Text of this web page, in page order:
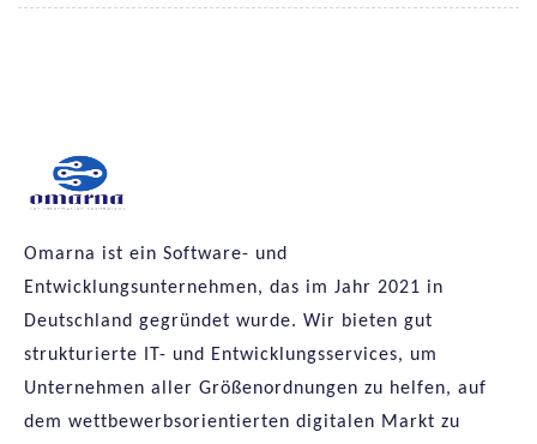
Omarna ist ein Software- und
Entwicklungsunternehmen, das im Jahr 2021 in
Deutschland gegründet wurde. Wir bieten gut
strukturierte IT- und Entwicklungsservices, um
Unternehmen aller Größenordnungen zu helfen, auf
dem wettbewerbsorientierten digitalen Markt zu